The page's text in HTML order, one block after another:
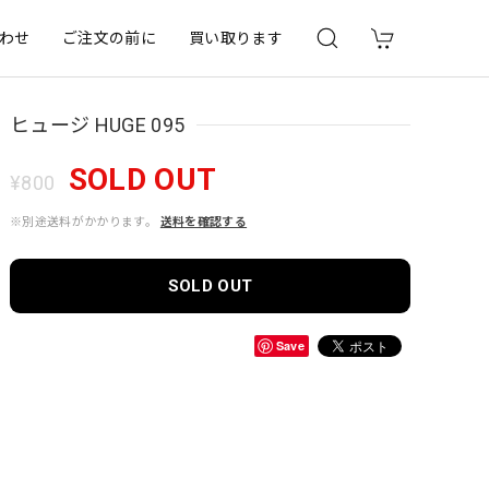
せ ご注文の前に 買い取ります
ヒュージ HUGE 095
¥800 SOLD OUT
※別途送料がかかります。 送料を確認する
SOLD OUT
Save